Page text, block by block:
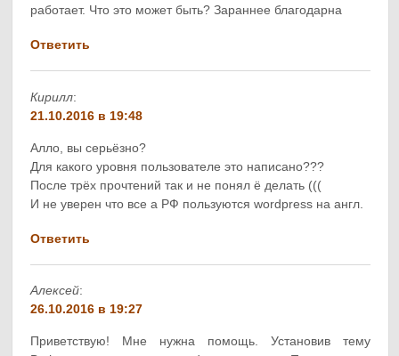
работает. Что это может быть? Зараннее благодарна
Ответить
Кирилл:
21.10.2016 в 19:48
Алло, вы серьёзно?
Для какого уровня пользователе это написано???
После трёх прочтений так и не понял ё делать (((
И не уверен что все а РФ пользуются wordpress на англ.
Ответить
Алексей:
26.10.2016 в 19:27
Приветствую! Мне нужна помощь. Установив тему